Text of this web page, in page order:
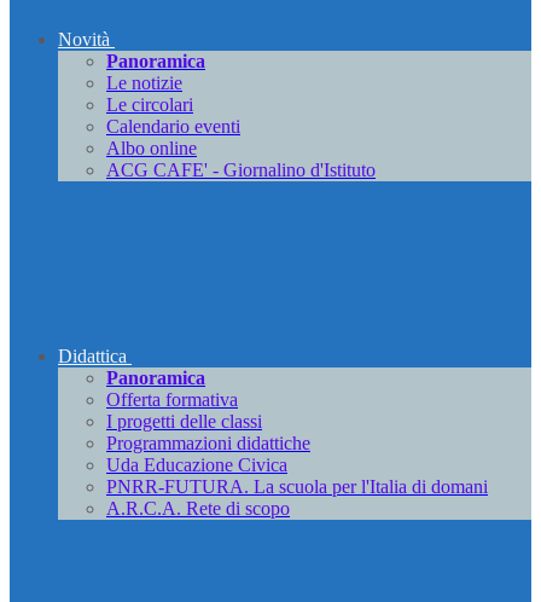
Novità
Panoramica
Le notizie
Le circolari
Calendario eventi
Albo online
ACG CAFE' - Giornalino d'Istituto
Didattica
Panoramica
Offerta formativa
I progetti delle classi
Programmazioni didattiche
Uda Educazione Civica
PNRR-FUTURA. La scuola per l'Italia di domani
A.R.C.A. Rete di scopo